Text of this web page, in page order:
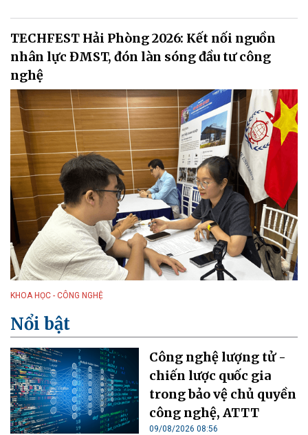
TECHFEST Hải Phòng 2026: Kết nối nguồn
nhân lực ĐMST, đón làn sóng đầu tư công
nghệ
KHOA HỌC - CÔNG NGHỆ
Nổi bật
Công nghệ lượng tử -
chiến lược quốc gia
trong bảo vệ chủ quyền
công nghệ, ATTT
09/08/2026 08:56